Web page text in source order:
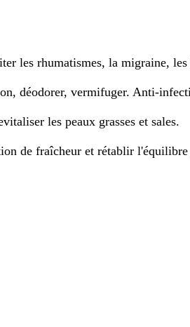
les rhumatismes, la migraine,
déodorer, vermifuger. Anti-
les peaux grasses et sales.
de fraîcheur et rétablir